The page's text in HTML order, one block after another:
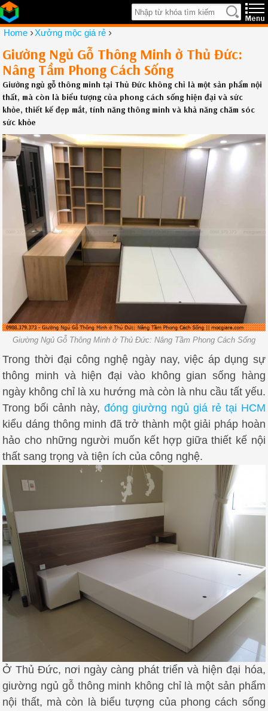
Home ›Xưởng mộc giá rẻ ›
Giường Ngủ Gỗ Thông Minh ở Thủ Đức:
Nâng Tầm Phong Cách Sống
Giường ngủ gỗ thông minh tại Thủ Đức không chỉ là một sản phẩm nội
thất, mà còn là biểu tượng của phong cách sống hiện đại và sức
khỏe, thiết kế đẹp mắt, tính năng thông minh và khả năng chăm sóc
sức khỏe
Giường Ngủ Gỗ Thông Minh ở Thủ Đức: Nâng Tầm Phong Cách Sống
Trong thời đại công nghệ ngày nay, việc áp dụng sự
thông minh và hiện đại vào không gian sống hàng
ngày không chỉ là xu hướng mà còn là nhu cầu tất yếu.
Trong bối cảnh này,đóng giường ngủ giá rẻ tại HCM
kiểu dáng thông minh đã trở thành một giải pháp hoàn
hảo cho những người muốn kết hợp giữa thiết kế nội
thất sang trọng và tiện ích của công nghệ.
Ở Thủ Đức, nơi ngày càng phát triển và hiện đại hóa,
giường ngủ gỗ thông minh không chỉ là một sản phẩm
nội thất, mà còn là biểu tượng của phong cách sống